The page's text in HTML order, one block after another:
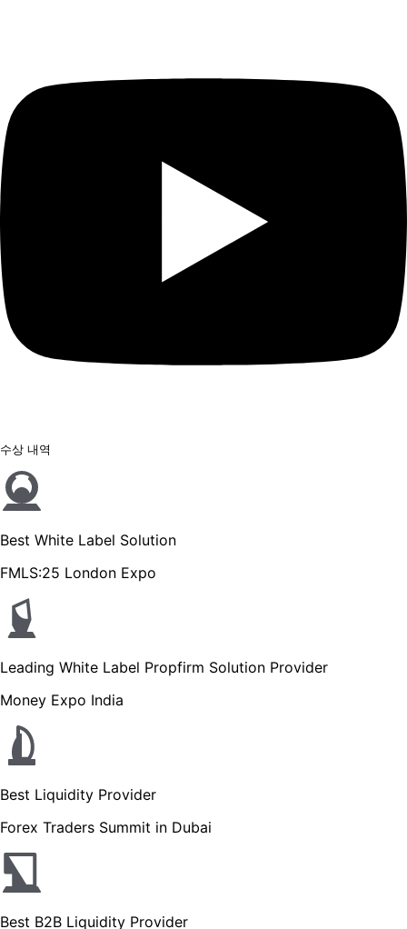
수상 내역
Best White Label Solution
FMLS:25 London Expo
Leading White Label Propfirm Solution Provider
Money Expo India
Best Liquidity Provider
Forex Traders Summit in Dubai
Best B2B Liquidity Provider